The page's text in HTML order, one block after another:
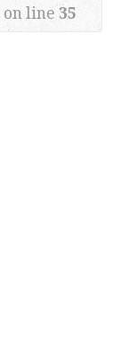
on line35